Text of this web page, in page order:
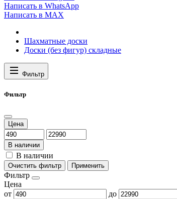
Написать в WhatsApp
Написать в MAX
Шахматные доски
Доски (без фигур) складные
Фильтр
Фильтр
Цена
В наличии
В наличии
Очистить фильтр Применить
Фильтр
Цена
от
до